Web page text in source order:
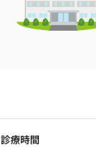
診療時間